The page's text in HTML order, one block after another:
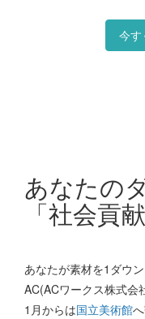
今す
あなたの
「社会貢献
あなたが素材を1ダウ
AC(ACワークス株式会
1月からは国立美術館